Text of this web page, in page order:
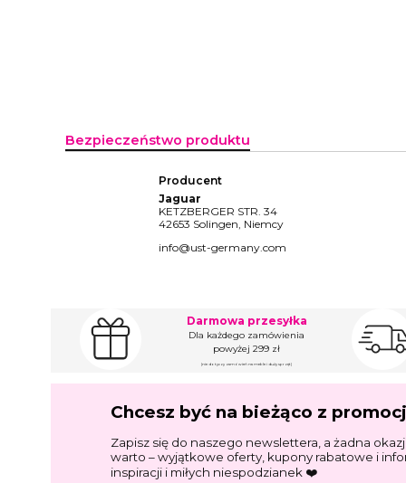
Bezpieczeństwo produktu
Producent
Jaguar
KETZBERGER STR. 34
42653 Solingen, Niemcy
info@ust-germany.com
Darmowa przesyłka
Dla każdego zamówienia
powyżej 299 zł
(nie dotyczy zamówień na meble i duży sprzęt)
Chcesz być na bieżąco z
Zapisz się do naszego newslettera, a żadna
warto – wyjątkowe oferty, kupony rabatowe i
inspiracji i miłych niespodzianek ❤️